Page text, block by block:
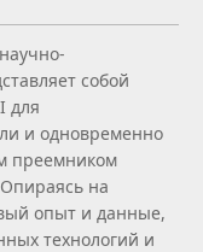
собой
для
и одновременно
преемником
на
опыт и данные,
технологий и